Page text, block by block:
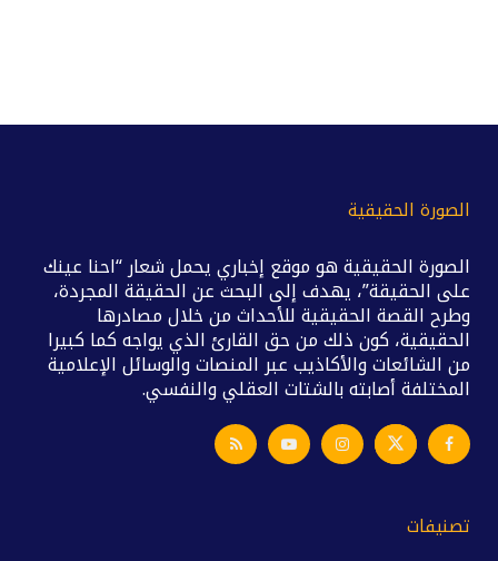
الصورة الحقيقية
الصورة الحقيقية هو موقع إخباري يحمل شعار “احنا عينك
على الحقيقة”، يهدف إلى البحث عن الحقيقة المجردة،
وطرح القصة الحقيقية للأحداث من خلال مصادرها
الحقيقية، كون ذلك من حق القارئ الذي يواجه كما كبيرا
من الشائعات والأكاذيب عبر المنصات والوسائل الإعلامية
المختلفة أصابته بالشتات العقلي والنفسي.
تصنيفات